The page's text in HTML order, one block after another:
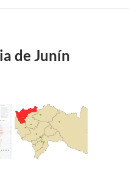
de Junín